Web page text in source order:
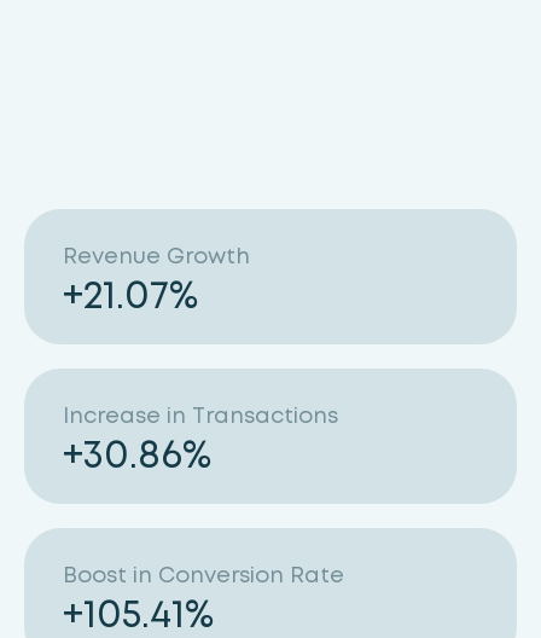
Revenue Growth
+21.07%
Increase in Transactions
+30.86%
Boost in Conversion Rate
+105.41%